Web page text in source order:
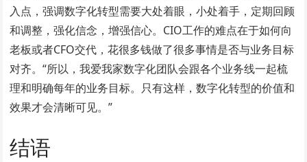
入点，强调数字化转型需要大处着眼，小处着手，定期回顾
和调整，强化信念，增强信心。CIO工作的难点在于如何向
老板或者CFO交代，花很多钱做了很多事情是否与业务目标
对齐。“所以，我爱我家数字化团队会跟各个业务线一起梳
理和明确每年的业务目标。只有这样，数字化转型的价值和
效果才会清晰可见。”
结语